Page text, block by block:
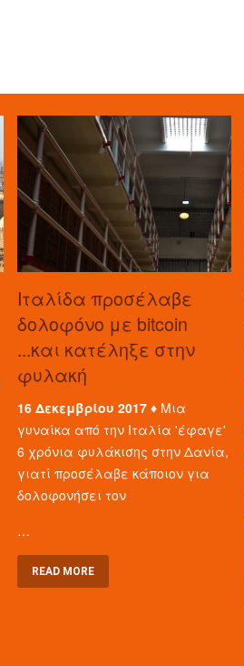
Ιταλίδα προσέλαβε
δολοφόνο με bitcoin
...και κατέληξε στην
φυλακή
16 Δεκεμβρίου 2017 ♦ Μια
γυναίκα από την Ιταλία 'έφαγε'
6 χρόνια φυλάκισης στην Δανία,
γιατί προσέλαβε κάποιον για
δολοφονήσει τον
…
READ MORE